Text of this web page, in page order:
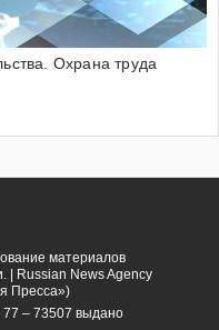
Охрана труда
материалов
| Russian News Agency
Пресса»)
– 73507 выдано